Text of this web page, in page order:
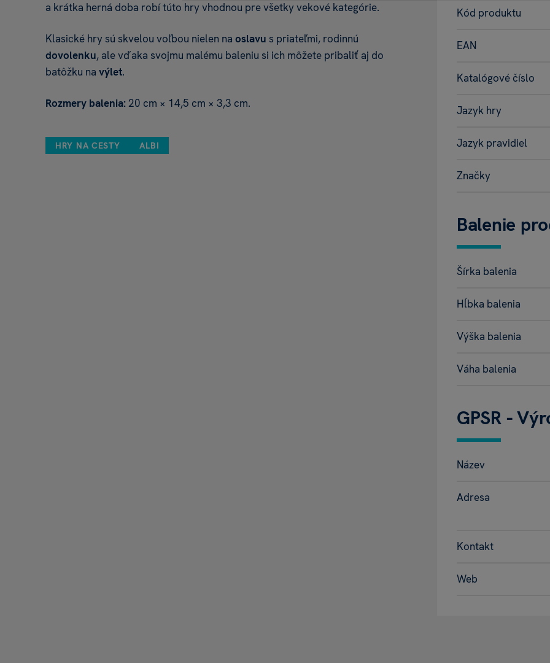
a krátka herná doba robí túto hry vhodnou pre všetky vekové kategórie.
Klasické hry sú skvelou voľbou nielen na oslavu s priateľmi, rodinnú
dovolenku, ale vďaka svojmu malému baleniu si ich môžete pribaliť aj do
batôžku na výlet.
Rozmery balenia: 20 cm × 14,5 cm × 3,3 cm.
HRY NA CESTY ALBI
Kód produktu
EAN
Katalógové číslo
Jazyk hry
Jazyk pravidiel
Značky
Balenie
Šírka balenia
Hĺbka balenia
Výška balenia
Váha balenia
GPSR -
Název
Adresa
Kontakt
Web